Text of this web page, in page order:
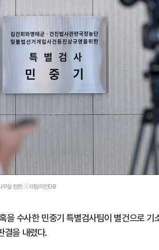
무실 현판.ⓒ데일리안DB
을 수사한 민중기 특별검사팀이 별건으로 기
결을 내렸다.